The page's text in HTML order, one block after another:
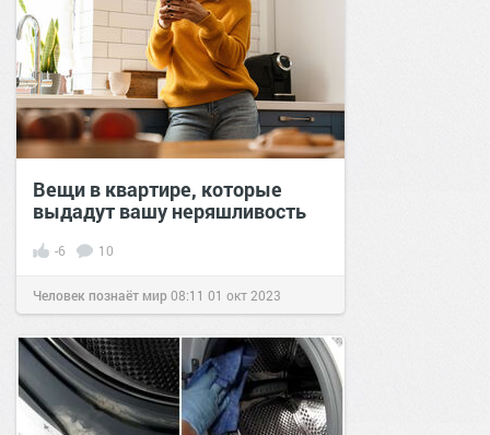
Вещи в квартире, которые
выдадут вашу неряшливость
-6 10
Человек познаёт мир08:11 01 окт 2023